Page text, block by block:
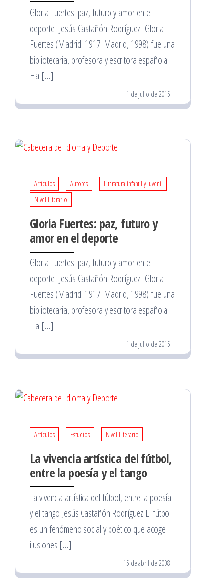
Gloria Fuertes: paz, futuro y amor en el
deporte Jesús Castañón Rodríguez Gloria
Fuertes (Madrid, 1917-Madrid, 1998) fue una
bibliotecaria, profesora y escritora española.
Ha […]
1 de julio de 2015
Artículos Autores
Literatura infantil y juvenil
Nivel Literario
Gloria Fuertes: paz, futuro y
amor en el deporte
Gloria Fuertes: paz, futuro y amor en el
deporte Jesús Castañón Rodríguez Gloria
Fuertes (Madrid, 1917-Madrid, 1998) fue una
bibliotecaria, profesora y escritora española.
Ha […]
1 de julio de 2015
Artículos Estudios Nivel Literario
La vivencia artística del fútbol,
entre la poesía y el tango
La vivencia artística del fútbol, entre la poesía
y el tango Jesús Castañón Rodríguez El fútbol
es un fenómeno social y poético que acoge
ilusiones […]
15 de abril de 2008